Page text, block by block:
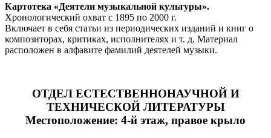
Картотека «Деятели музыкальной культуры».
Хронологический охват с 1895 по 2000 г.
Включает в себя статьи из периодических изданий и книг о
композиторах, критиках, исполнителях и т. д. Материал
расположен в алфавите фамилий деятелей музыки.
ОТДЕЛ ЕСТЕСТВЕННОНАУЧНОЙ И
ТЕХНИЧЕСКОЙ ЛИТЕРАТУРЫ
Местоположение: 4-й этаж, правое крыло